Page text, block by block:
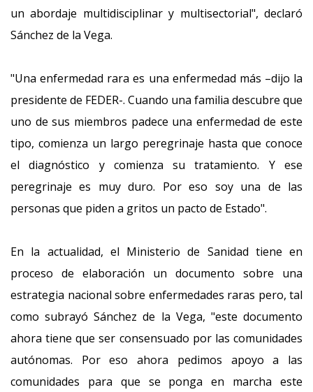
un abordaje multidisciplinar y multisectorial", declaró
Sánchez de la Vega.
"Una enfermedad rara es una enfermedad más –dijo la
presidente de FEDER-. Cuando una familia descubre que
uno de sus miembros padece una enfermedad de este
tipo, comienza un largo peregrinaje hasta que conoce
el diagnóstico y comienza su tratamiento. Y ese
peregrinaje es muy duro. Por eso soy una de las
personas que piden a gritos un pacto de Estado".
En la actualidad, el Ministerio de Sanidad tiene en
proceso de elaboración un documento sobre una
estrategia nacional sobre enfermedades raras pero, tal
como subrayó Sánchez de la Vega, "este documento
ahora tiene que ser consensuado por las comunidades
autónomas. Por eso ahora pedimos apoyo a las
comunidades para que se ponga en marcha este